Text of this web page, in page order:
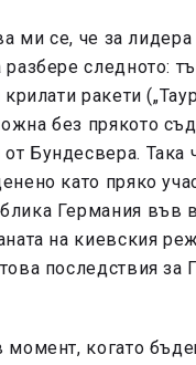
ми се, че за
следното:
крилати ракети
без прякото
Бундесвера. Така
като пряко
Германия във
на киевския
последствия за
момент, когато